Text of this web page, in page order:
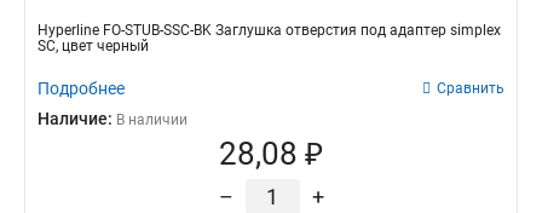
Hyperline FO-STUB-SSC-BK Заглушка отверстия под адаптер simplex
SC, цвет черный
Подробнее Сравнить
Наличие: В наличии
28,08 ₽
– +